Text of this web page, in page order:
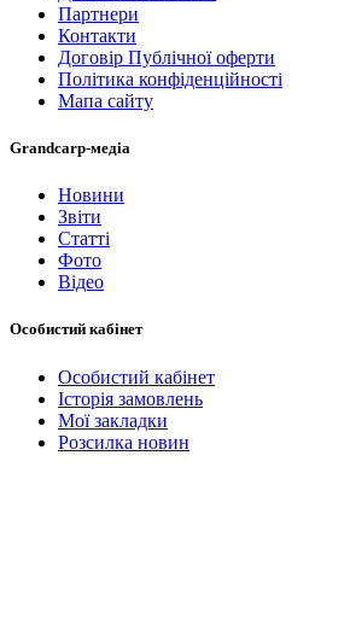
Партнери
Контакти
Договір Публічної оферти
Політика конфіденційності
Мапа сайту
Grandcarp-медіа
Новини
Звіти
Статті
Фото
Відео
Особистий кабінет
Особистий кабінет
Історія замовлень
Мої закладки
Розсилка новин